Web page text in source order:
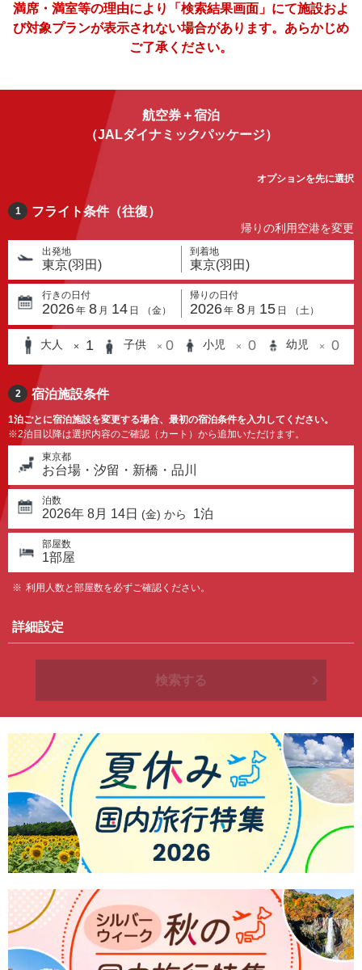
満席・満室等の理由により「検索結果画面」にて施設およ
び対象プランが表示されない場合があります。あらかじめ
ご了承ください。
航空券＋宿泊
（JALダイナミックパッケージ）
オプションを先に選択
1 フライト条件（往復）
帰りの利用空港を変更
出発地
東京(羽田)
到着地
東京(羽田)
行きの日付
2026年 8 月 14 日 （金）
帰りの日付
2026年 8 月 15 日 （ 土 ）
大人 × 1 子供 × 0 小児 × 0 幼児 × 0
2 宿泊施設条件
1泊ごとに宿泊施設を変更する場合、最初の宿泊条件を入力してください。
※2泊目以降は選択内容のご確認（カート）から追加いただけます。
東京都
お台場・汐留・新橋・品川
泊数
2026年 8月 14日 (金) から 1泊
部屋数
1部屋
利用人数と部屋数を必ずご確認ください。
詳細設定
検索する